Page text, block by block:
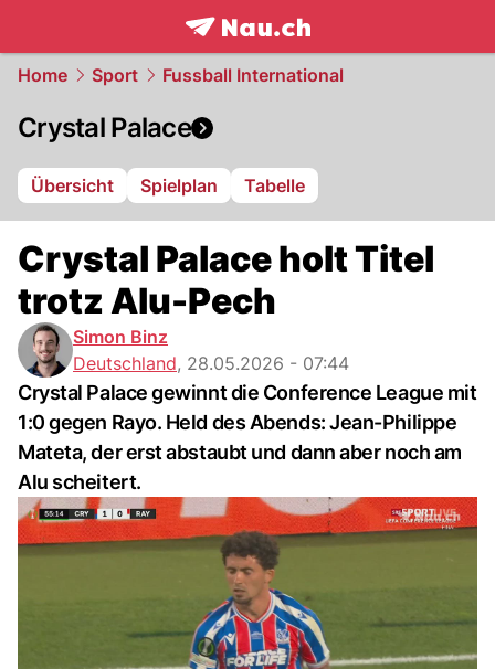
frontpage.NAU.ch
Home Sport Fussball International
Crystal Palace
Übersicht Spielplan Tabelle
Crystal Palace holt Titel
trotz Alu-Pech
Simon Binz
Deutschland, 28.05.2026 - 07:44
Crystal Palace gewinnt die Conference League mit
1:0 gegen Rayo. Held des Abends: Jean-Philippe
Mateta, der erst abstaubt und dann aber noch am
Alu scheitert.